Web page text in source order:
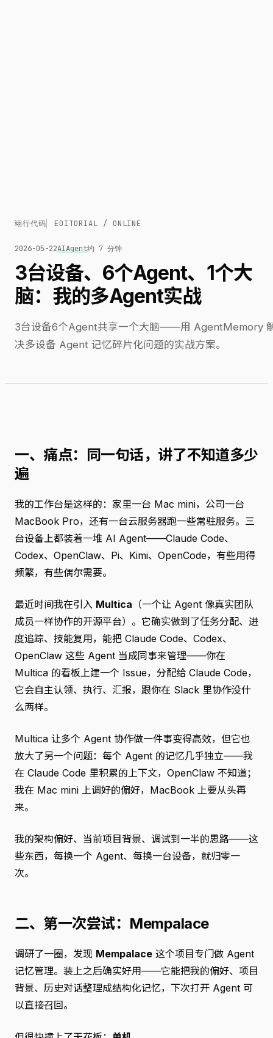
翊行代码 EDITORIAL / ONLINE
2026-05-22AIAgent约 7 分钟
3台设备、6个Agent、1个大
脑：我的多Agent实战
3台设备6个Agent共享一个大脑——用 AgentMemory
决多设备 Agent 记忆碎片化问题的实战方案。
一、痛点：同一句话，讲了不知道多少
遍
我的工作台是这样的：家里一台 Mac mini，公司一台
MacBook Pro，还有一台云服务器跑一些常驻服务。三
台设备上都装着一堆 AI Agent——Claude Code、
Codex、OpenClaw、Pi、Kimi、OpenCode，有些用得
频繁，有些偶尔需要。
最近时间我在引入 Multica （一个让 Agent 像真实团队
成员一样协作的开源平台）。它确实做到了任务分配、进
度追踪、技能复用，能把 Claude Code、Codex、
OpenClaw 这些 Agent 当成同事来管理——你在
Multica 的看板上建一个 Issue，分配给 Claude Code，
它会自主认领、执行、汇报，跟你在 Slack 里协作没什
么两样。
Multica 让多个 Agent 协作做一件事变得高效，但它也
放大了另一个问题：每个 Agent 的记忆几乎独立——我
在 Claude Code 里积累的上下文，OpenClaw 不知道；
我在 Mac mini 上调好的偏好，MacBook 上要从头再
来。
我的架构偏好、当前项目背景、调试到一半的思路——这
些东西，每换一个 Agent、每换一台设备，就归零一
次。
二、第一次尝试：Mempalace
调研了一圈，发现 Mempalace 这个项目专门做 Agent
记忆管理。装上之后确实好用——它能把我的偏好、项目
背景、历史对话整理成结构化记忆，下次打开 Agent 可
以直接召回。